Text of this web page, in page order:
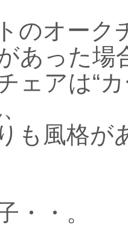
のオーク
あった場
ェアは“
も風格が
・・。